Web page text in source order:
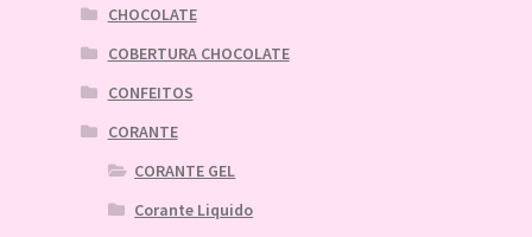
CHOCOLATE
COBERTURA CHOCOLATE
CONFEITOS
CORANTE
CORANTE GEL
Corante Liquido